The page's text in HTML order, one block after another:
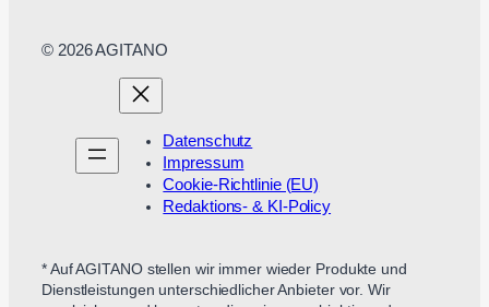
© 2026 AGITANO
Datenschutz
Impressum
Cookie-Richtlinie (EU)
Redaktions- & KI-Policy
* Auf AGITANO stellen wir immer wieder Produkte und
Dienstleistungen unterschiedlicher Anbieter vor. Wir